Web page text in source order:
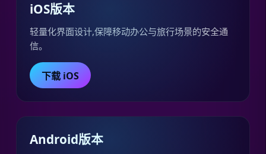
iOS版本
轻量化界面设计,保障移动办公与旅行场景的安全通
信。
下载 iOS
Android版本